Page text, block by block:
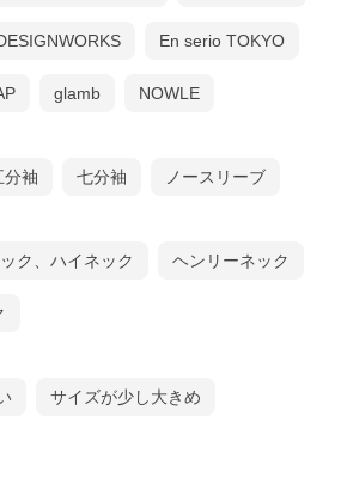
商品を提供してくれるブランド『CORISC
にお使い頂ける、コットン素材のセータ
En serio TOKYO
glamb NOWLE
分袖 七分袖 ノースリーブ
ク、ハイネック ヘンリーネック
サイズが少し大きめ